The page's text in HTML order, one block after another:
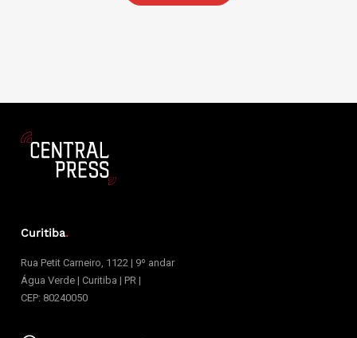
Curitiba.
Rua Petit Carneiro, 1122 | 9º andar
Água Verde | Curitiba | PR |
CEP: 80240050